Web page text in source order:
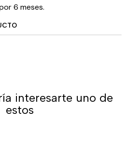
6 meses.
interesarte uno de
estos